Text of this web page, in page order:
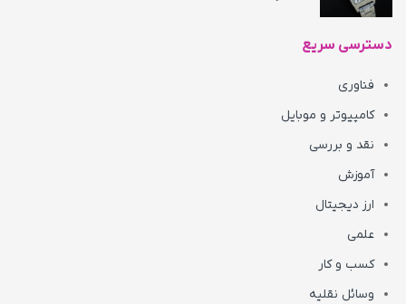
دسترسی سریع
فناوری
کامپیوتر و موبایل
نقد و بررسی
آموزش
ارز دیجیتال
علمی
کسب و کار
وسائل نقلیه